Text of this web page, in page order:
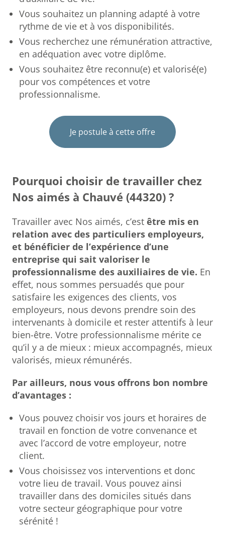
Vous souhaitez un planning adapté à votre
rythme de vie et à vos disponibilités.
Vous recherchez une rémunération attractive,
en adéquation avec votre diplôme.
Vous souhaitez être reconnu(e) et valorisé(e)
pour vos compétences et votre
professionnalisme.
Je postule à cette offre
Pourquoi choisir de travailler chez
Nos aimés à Chauvé (44320) ?
Travailler avec Nos aimés, c’est être mis en
relation avec des particuliers employeurs,
et bénéficier de l’expérience d’une
entreprise qui sait valoriser le
professionnalisme des auxiliaires de vie. En
effet, nous sommes persuadés que pour
satisfaire les exigences des clients, vos
employeurs, nous devons prendre soin des
intervenants à domicile et rester attentifs à leur
bien-être. Votre professionnalisme mérite ce
qu’il y a de mieux : mieux accompagnés, mieux
valorisés, mieux rémunérés.
Par ailleurs, nous vous offrons bon nombre
d’avantages :
Vous pouvez choisir vos jours et horaires de
travail en fonction de votre convenance et
avec l’accord de votre employeur, notre
client.
Vous choisissez vos interventions et donc
votre lieu de travail. Vous pouvez ainsi
travailler dans des domiciles situés dans
votre secteur géographique pour votre
sérénité !